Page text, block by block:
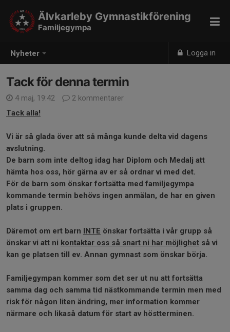
Nyheter Logga in
Älvkarleby Gymnastikförening
Familjegympa
Tack för denna termin
4 maj, 19:42
2 kommentarer
Tack alla!
Vi är så glada över att så många kunde delta vid dagens
avslutning.
De barn som inte deltog idag har Diplom och Medalj att
hämta hos oss, hör gärna av er så ordnar vi med det.
För de barn som önskar fortsätta med familjegympa
kommande termin behövs ingen anmälan, de har en given
plats i gruppen.
Däremot om ert barn INTE önskar fortsätta i vår grupp så
önskar vi att ni kontaktar oss så snart ni har möjlighet så vi
kan ge platsen till ev. Annan gymnast som önskar börja.
Familjegympan kommer som det ser ut nu att fortsätta
samma dag och samma tid nästkommande termin men med
risk för någon liten ändring, mer information kommer
närmare och likaså datum för start av höstterminen.